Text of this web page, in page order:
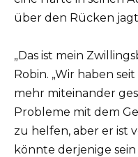
über den Rücken
„Das ist mein
Robin. „Wir haben
mehr miteinander
Probleme mit dem
zu helfen, aber er ist
könnte derjenige sein